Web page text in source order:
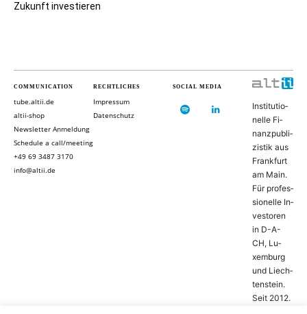
Zukunft investieren
COMMUNICATION
tube.altii.de
altii-shop
Newsletter Anmeldung
Schedule a call/meeting
+49 69 3487 3170
info@altii.de
RECHTLICHES
Impressum
Datenschutz
SOCIAL MEDIA
In­sti­tu­ti­o­
nel­le Fi­
nanz­pu­bli­
zis­tik aus
Frank­furt
am Main.
Für pro­fes­
si­o­nel­le In­
ves­to­ren
in D-­A­-
CH, Lu­
xem­burg
und Liech­
ten­stein.
Seit 2012.